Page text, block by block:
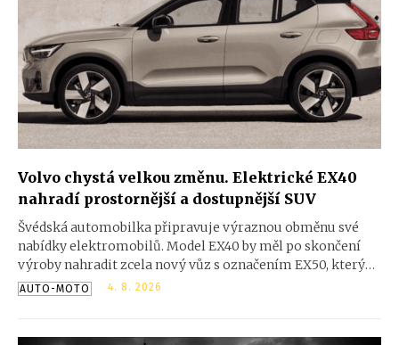
Volvo chystá velkou změnu. Elektrické EX40
nahradí prostornější a dostupnější SUV
Švédská automobilka připravuje výraznou obměnu své
nabídky elektromobilů. Model EX40 by měl po skončení
výroby nahradit zcela nový vůz s označením EX50, který
nabídne více prostoru, modernější techniku i nižší cenu.
AUTO-MOTO 4. 8. 2026